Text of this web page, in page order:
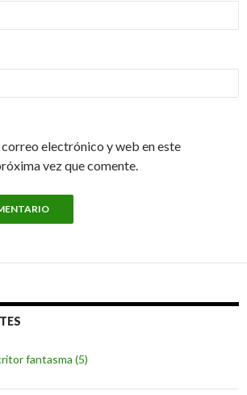
electrónico y web en este
vez que comente.
fantasma (5)